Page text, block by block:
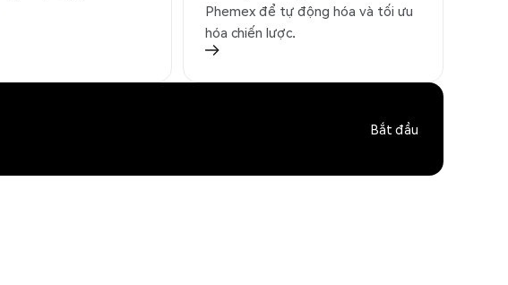
Phemex để tự động hóa và tối ưu
hóa chiến lược.
Bắt đầu